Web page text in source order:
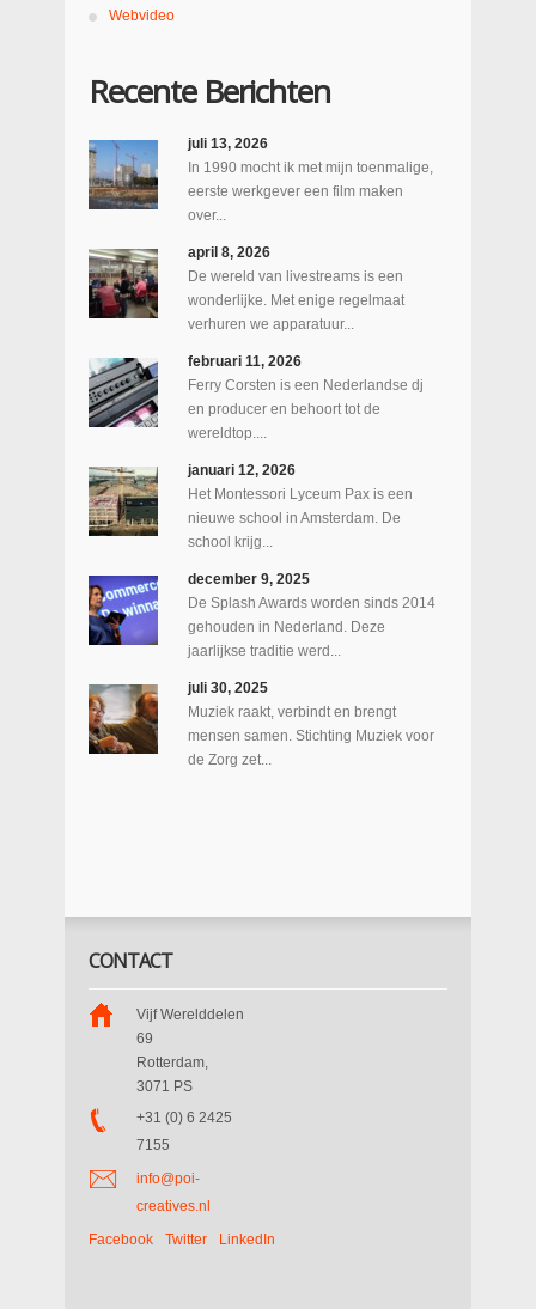
Webvideo
Recente Berichten
juli 13, 2026
In 1990 mocht ik met mijn toenmalige,
eerste werkgever een film maken
over...
april 8, 2026
De wereld van livestreams is een
wonderlijke. Met enige regelmaat
verhuren we apparatuur...
februari 11, 2026
Ferry Corsten is een Nederlandse dj
en producer en behoort tot de
wereldtop....
januari 12, 2026
Het Montessori Lyceum Pax is een
nieuwe school in Amsterdam. De
school krijg...
december 9, 2025
De Splash Awards worden sinds 2014
gehouden in Nederland. Deze
jaarlijkse traditie werd...
juli 30, 2025
Muziek raakt, verbindt en brengt
mensen samen. Stichting Muziek voor
de Zorg zet...
CONTACT
Vijf Werelddelen
69
Rotterdam,
3071 PS
+31 (0) 6 2425
7155
info@poi-
creatives.nl
Facebook
Twitter LinkedIn